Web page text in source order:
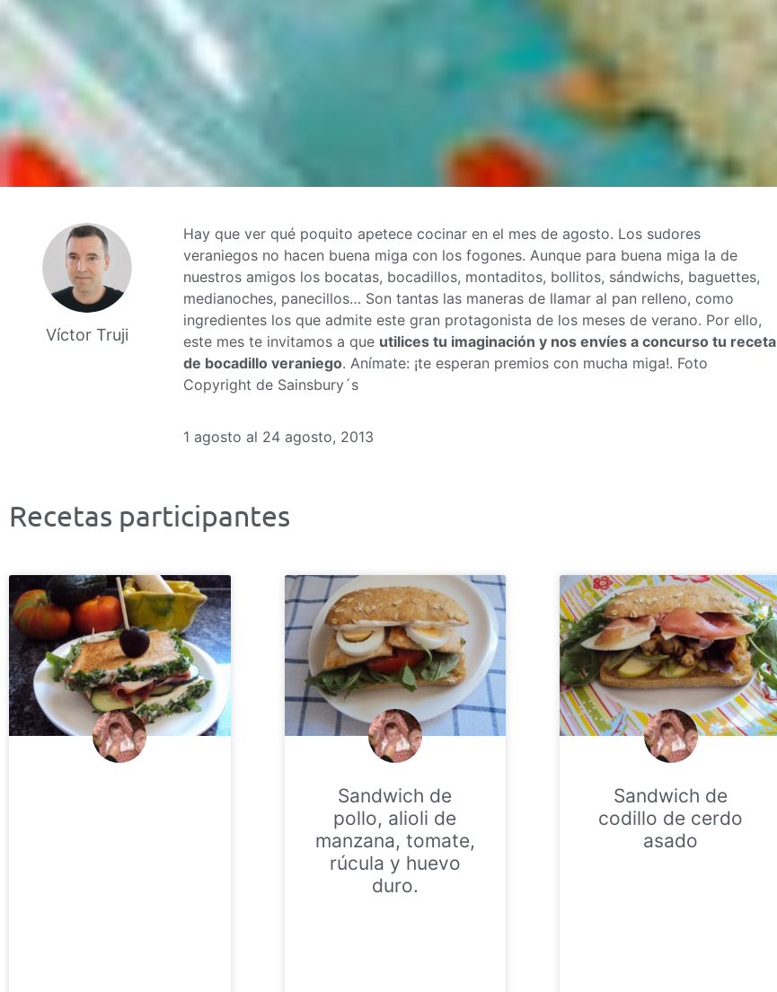
Víctor Truji
Hay que ver qué poquito apetece cocinar en el mes de agosto. Los sudores
veraniegos no hacen buena miga con los fogones. Aunque para buena miga la de
nuestros amigos los bocatas, bocadillos, montaditos, bollitos, sándwichs, baguettes,
medianoches, panecillos… Son tantas las maneras de llamar al pan relleno, como
ingredientes los que admite este gran protagonista de los meses de verano. Por ello,
este mes te invitamos a que utilices tu imaginación y nos envíes a concurso tu receta
de bocadillo veraniego. Anímate: ¡te esperan premios con mucha miga!. Foto
Copyright de Sainsbury´s
1 agosto al 24 agosto, 2013
Recetas participantes
Sandwich de
pollo, alioli de
manzana, tomate,
rúcula y huevo
duro.
Sandwich de
codillo de cerdo
asado